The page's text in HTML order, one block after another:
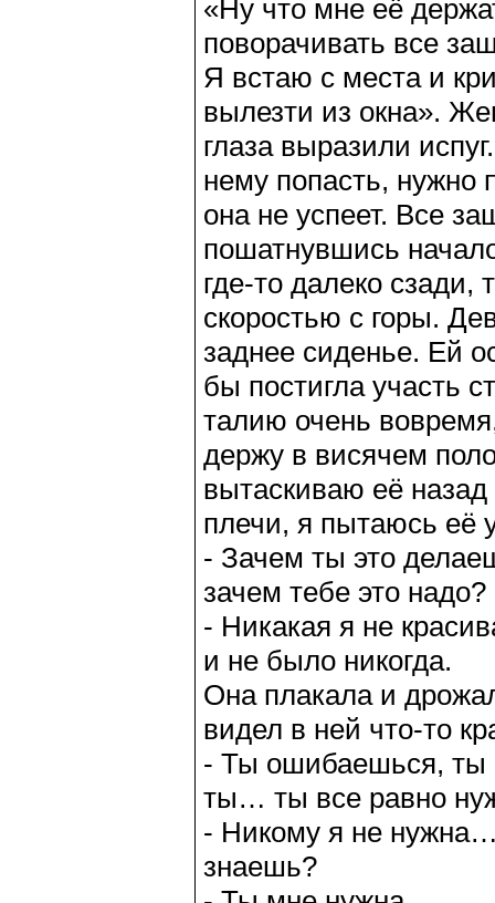
«Ну что мне её
поворачивать все
Я встаю с места и
вылезти из окна».
глаза выразили
нему попасть, нужно
она не успеет. Все
пошатнувшись
где-то далеко сзади,
скоростью с горы.
заднее сиденье. Ей
бы постигла участь
талию очень
держу в висячем
вытаскиваю её
плечи, я пытаюсь её
- Зачем ты это
зачем тебе это надо?
- Никакая я не
и не было никогда.
Она плакала и
видел в ней что-то
- Ты ошибаешься, ты
ты… ты все равно
- Никому я не
знаешь?